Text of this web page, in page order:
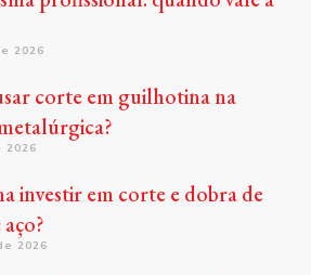
2026
corte em guilhotina na
2026
investir em corte e dobra de
2026